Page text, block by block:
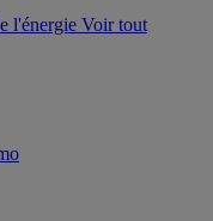
l'énergie Voir tout